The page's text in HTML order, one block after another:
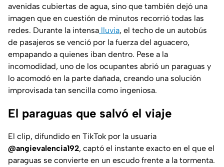
avenidas cubiertas de agua, sino que también dejó una
imagen que en cuestión de minutos recorrió todas las
redes. Durante la intensa lluvia, el techo de un autobús
de pasajeros se venció por la fuerza del aguacero,
empapando a quienes iban dentro. Pese a la
incomodidad, uno de los ocupantes abrió un paraguas y
lo acomodó en la parte dañada, creando una solución
improvisada tan sencilla como ingeniosa.
El paraguas que salvó el viaje
El clip, difundido en TikTok por la usuaria
@angievalencia192, captó el instante exacto en el que el
paraguas se convierte en un escudo frente a la tormenta.